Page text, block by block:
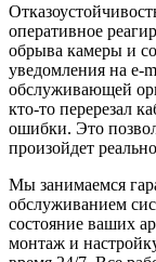
оперативное
обрыва камеры и
уведомления на e-
обслуживающей
кто-то перерезал
ошибки. Это
произойдет
Мы занимаемся
обслуживанием
состояние ваших
монтаж и